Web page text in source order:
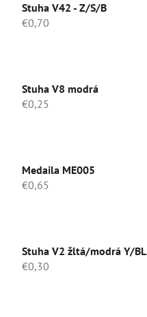
Stuha V42 - Z/S/B
€0,70
Stuha V8 modrá
€0,25
Medaila ME005
€0,65
Stuha V2 žltá/modrá Y/BL
€0,30